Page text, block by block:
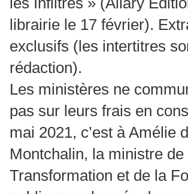
librairie le 17 février).
exclusifs (les intertitres
rédaction).
Les ministères ne
pas sur leurs frais en
mai 2021, c’est à Amélie
Montchalin, la ministre de
Transformation et de la